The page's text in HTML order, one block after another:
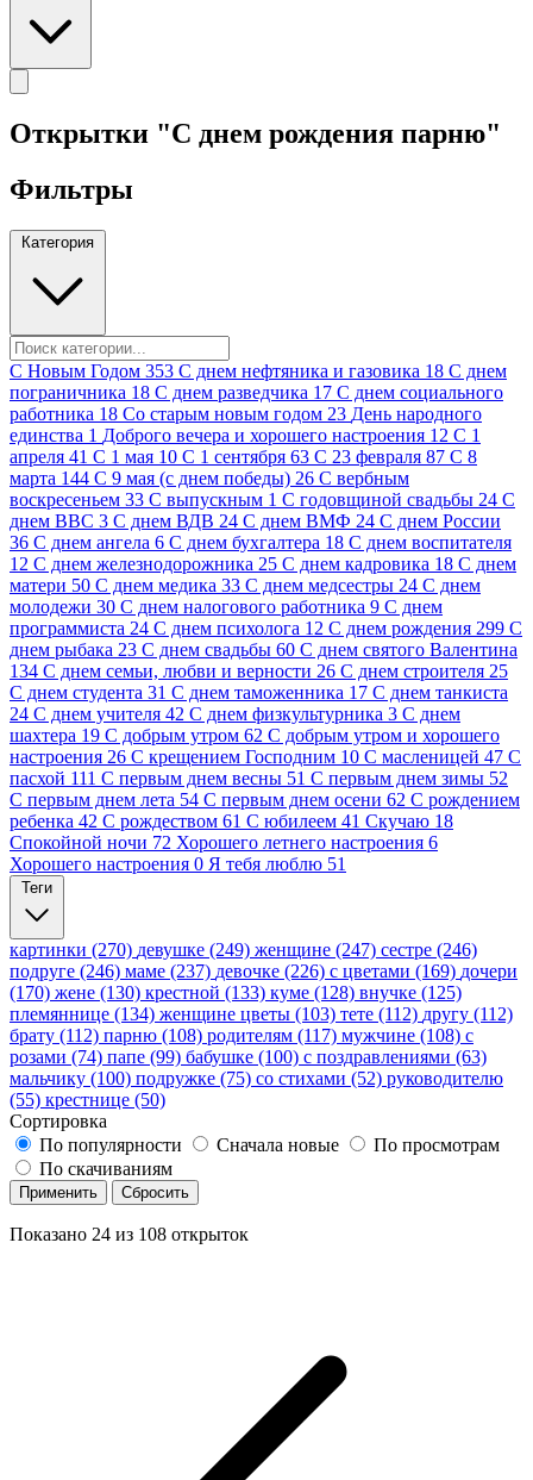
Открытки "С днем рождения парню"
Фильтры
Категория
C Новым Годом 353 C днем нефтяника и газовика 18 C днем
пограничника 18 C днем разведчика 17 C днем социального
работника 18 Cо старым новым годом 23 День народного
единства 1 Доброго вечера и хорошего настроения 12 С 1
апреля 41 С 1 мая 10 С 1 сентября 63 С 23 февраля 87 С 8
марта 144 С 9 мая (с днем победы) 26 С вербным
воскресеньем 33 С выпускным 1 С годовщиной свадьбы 24 С
днем ВВС 3 С днем ВДВ 24 С днем ВМФ 24 С днем России
36 С днем ангела 6 С днем бухгалтера 18 С днем воспитателя
12 С днем железнодорожника 25 С днем кадровика 18 С днем
матери 50 С днем медика 33 С днем медсестры 24 С днем
молодежи 30 С днем налогового работника 9 С днем
программиста 24 С днем психолога 12 С днем рождения 299 С
днем рыбака 23 С днем свадьбы 60 С днем святого Валентина
134 С днем семьи, любви и верности 26 С днем строителя 25
С днем студента 31 С днем таможенника 17 С днем танкиста
24 С днем учителя 42 С днем физкультурника 3 С днем
шахтера 19 С добрым утром 62 С добрым утром и хорошего
настроения 26 С крещением Господним 10 С масленицей 47 С
пасхой 111 С первым днем весны 51 С первым днем зимы 52
С первым днем лета 54 С первым днем осени 62 С рождением
ребенка 42 С рождеством 61 С юбилеем 41 Скучаю 18
Спокойной ночи 72 Хорошего летнего настроения 6
Хорошего настроения 0 Я тебя люблю 51
Теги
картинки (270) девушке (249) женщине (247) сестре (246)
подруге (246) маме (237) девочке (226) с цветами (169) дочери
(170) жене (130) крестной (133) куме (128) внучке (125)
племяннице (134) женщине цветы (103) тете (112) другу (112)
брату (112) парню (108) родителям (117) мужчине (108) с
розами (74) папе (99) бабушке (100) с поздравлениями (63)
мальчику (100) подружке (75) со стихами (52) руководителю
(55) крестнице (50)
Сортировка
По популярности
Сначала новые
По просмотрам
По скачиваниям
Применить Сбросить
Показано 24 из 108 открыток